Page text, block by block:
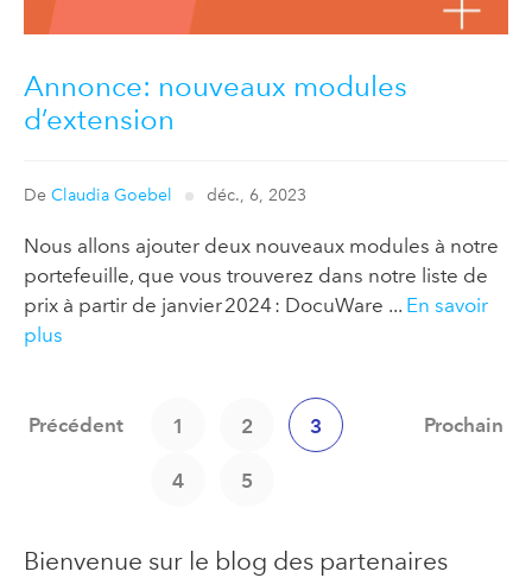
Annonce: nouveaux modules
d’extension
De Claudia Goebel déc., 6, 2023
Nous allons ajouter deux nouveaux modules à notre
portefeuille, que vous trouverez dans notre liste de
prix à partir de janvier 2024 : DocuWare ... En savoir
plus
Précédent 1 2 3
4 5
Prochain
Bienvenue sur le blog des partenaires